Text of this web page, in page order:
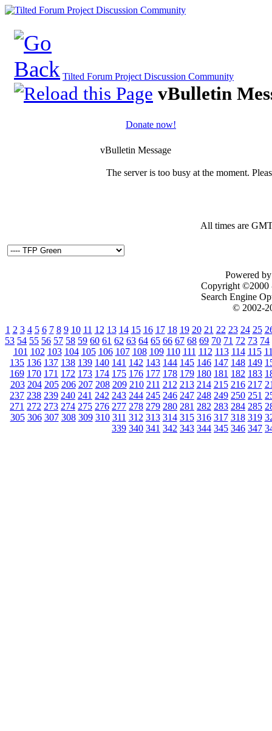
Tilted Forum Project Discussion Community
vBulletin
Donate now!
vBulletin Message
The server is too busy at the moment.
All times are
Powered
Copyright ©2000
Search Engine
© 2002-
1 2 3 4 5 6 7 8 9 10 11 12 13 14 15 16 17 18 19 20 21 22 23 24 25
53 54 55 56 57 58 59 60 61 62 63 64 65 66 67 68 69 70 71 72 73 74
101 102 103 104 105 106 107 108 109 110 111 112 113 114 115
135 136 137 138 139 140 141 142 143 144 145 146 147 148 149
169 170 171 172 173 174 175 176 177 178 179 180 181 182 183
203 204 205 206 207 208 209 210 211 212 213 214 215 216 217
237 238 239 240 241 242 243 244 245 246 247 248 249 250 251
271 272 273 274 275 276 277 278 279 280 281 282 283 284 285
305 306 307 308 309 310 311 312 313 314 315 316 317 318 319
339 340 341 342 343 344 345 346 347